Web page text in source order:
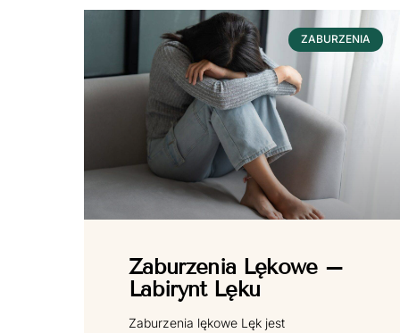
ZABURZENIA
Zaburzenia Lękowe –
Labirynt Lęku
Zaburzenia lękowe Lęk jest